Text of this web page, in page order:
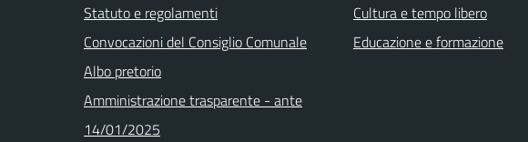
Statuto e regolamenti
Convocazioni del Consiglio Comunale
Albo pretorio
Amministrazione trasparente - ante
14/01/2025
Cultura e tempo libero
Educazione e formazione